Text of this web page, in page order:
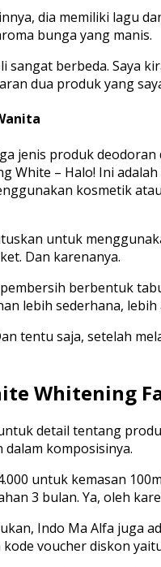
dia memiliki lagu
bunga yang manis.
sangat berbeda. Saya
dua produk yang
jenis produk
White – Halo! Ini
kosmetik
untuk
Dan karenanya.
berbentuk
lebih sederhana,
tentu saja, setelah
Whitening
detail tentang
komposisinya.
untuk kemasan
3 bulan. Ya, oleh
Indo Ma Alfa juga
voucher diskon